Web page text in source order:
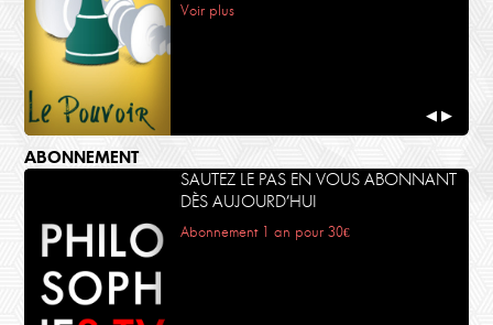
Voir plus
◀ ▶
ABONNEMENT
SAUTEZ LE PAS EN VOUS ABONNANT
DÈS AUJOURD’HUI
Abonnement 1 an pour 30€